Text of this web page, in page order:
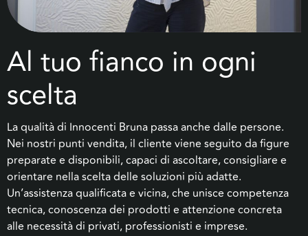
Al tuo fianco in ogni
scelta
La qualità di Innocenti Bruna passa anche dalle persone.
Nei nostri punti vendita, il cliente viene seguito da figure
preparate e disponibili, capaci di ascoltare, consigliare e
orientare nella scelta delle soluzioni più adatte.
Un’assistenza qualificata e vicina, che unisce competenza
tecnica, conoscenza dei prodotti e attenzione concreta
alle necessità di privati, professionisti e imprese.